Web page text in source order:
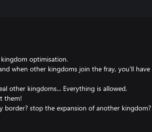
kingdom optimisation.
when other kingdoms join the fray, you'll
other kingdoms... Everything is allowed.
them!
border? stop the expansion of another